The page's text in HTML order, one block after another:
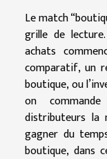
Le match
grille de
achats
comparatif, un
boutique, ou
on
distributeurs la
gagner du
boutique, dans